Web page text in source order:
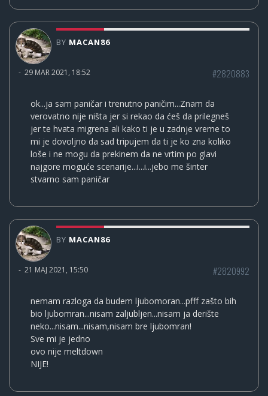
BY MACAN86
- 29 MAR 2021, 18:52 #2820883
ok...ja sam paničar i trenutno paničim...Znam da
verovatno nije ništa jer si rekao da ćeš da prilegneš
jer te hvata migrena ali kako ti je u zadnje vreme to
mi je dovoljno da sad tripujem da ti je ko zna koliko
loše i ne mogu da prekinem da ne vrtim po glavi
najgore moguće scenarije...i...i...jebo me šinter
stvarno sam paničar
BY MACAN86
- 21 MAJ 2021, 15:50 #2820992
nemam razloga da budem ljubomoran...pfff zašto bih
bio ljubomran...nisam zaljubljen...nisam ja derište
neko...nisam...nisam,nisam bre ljubomran!
Sve mi je jedno
ovo nije meltdown
NIJE!